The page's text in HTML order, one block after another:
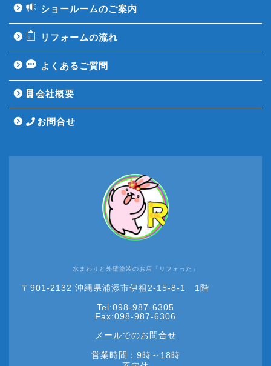
ショールームのご案内
リフォームの流れ
よくあるご質問
会社概要
お問合せ
水まわりと外壁塗装のお店「リフォった」
〒901-2132 沖縄県浦添市伊祖2-15-8-1 1階
Tel:098-987-6305
Fax:098-987-6306
メールでのお問合せ
営業時間：9時～18時
HOME
リフォーム
ショールーム